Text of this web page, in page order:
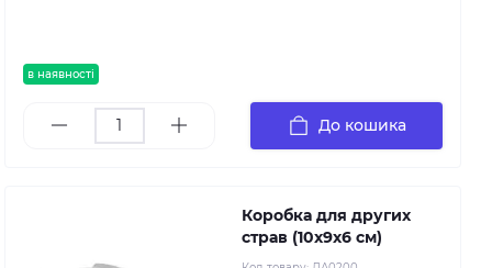
в наявності
До кошика
Коробка для других
страв (10х9х6 см)